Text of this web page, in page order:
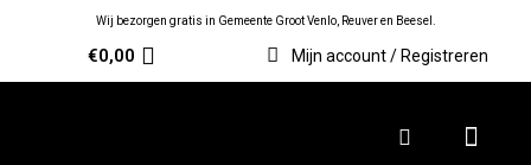
Wij bezorgen gratis in Gemeente Groot Venlo, Reuver en Beesel.
€0,00 Mijn account / Registreren